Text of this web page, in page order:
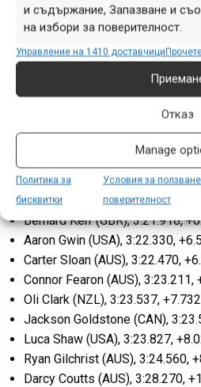
и съдържание, Запазване и
на избори за поверителност.
Управление на 1410 доставчици
Отказ
Manage
Политика за
бисквитки
Условия за
поверителност
Запис от прякото излъчване
спускания в събота може да
https://www.youtube.com/
Ето ги и пълните резултати
събота, които се превърнаха
Asa Vermette (USA),
Rónán Dunne (IRL), 3:17.937,
Troy Brosnan (AUS), 3:18.098,
Bernard Kerr (GBR), 3:21.918,
Aaron Gwin (USA), 3:22.330,
Carter Sloan (AUS), 3:22.470,
Connor Fearon (AUS), 3:23.211,
Oli Clark (NZL), 3:23.537, +7.732
Jackson Goldstone (CAN),
Luca Shaw (USA), 3:23.827,
Ryan Gilchrist (AUS), 3:24.560,
Darcy Coutts (AUS), 3:28.270,